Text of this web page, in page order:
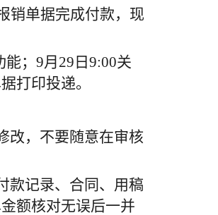
销单据完成付款，现
； 9月 29 日 9:00关
打印投递。
改，不要随意在审核
款记录、合同、用稿
额核对无误后一并